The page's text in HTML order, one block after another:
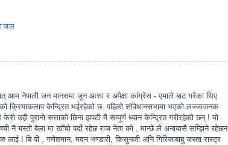
आम नेपाली जन मानसमा जुन आसा र अपेक्षा कांग्रेस - एमाले बाट गरेका थिए
को क्रियाकलाप केन्द्रित भईरहेको छ. पहिलो संविधानसभामा भएको लज्जाजनक
उही पुरानो सत्ताको छिना झपटी मै सम्पूर्ण ध्यान केन्द्रित गरीरहेको छन् ! यो
नै यस्तो बेला मा खाँचो पर्दो रहेछ राज नेता को , मान्छे ले अनायासै सम्झिने रहेछन
लाई ! बि पी , गणेशमान, मदन भण्डारी, किसुनजी अनि गिरिजाबाबु जस्ता रास्ट्र